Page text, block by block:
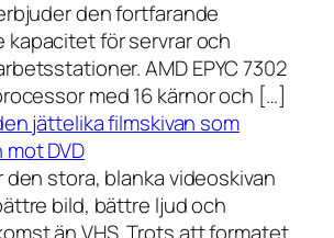
den fortfarande
kapacitet för servrar och
AMD EPYC 7302
med 16 kärnor och […]
jättelika filmskivan som
DVD
den stora, blanka videoskivan
bild, bättre ljud och